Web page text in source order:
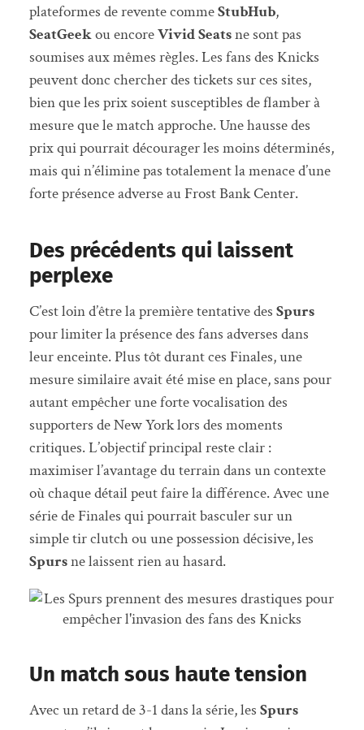
plateformes de revente commeStubHub,
SeatGeekou encoreVivid Seatsne sont pas
soumises aux mêmes règles. Les fans des Knicks
peuvent donc chercher des tickets sur ces sites,
bien que les prix soient susceptibles de flamber à
mesure que le match approche. Une hausse des
prix qui pourrait décourager les moins déterminés,
mais qui n’élimine pas totalement la menace d’une
forte présence adverse au Frost Bank Center.
Des précédents qui laissent
perplexe
C’est loin d’être la première tentative des Spurs
pour limiter la présence des fans adverses dans
leur enceinte. Plus tôt durant ces Finales, une
mesure similaire avait été mise en place, sans pour
autant empêcher une forte vocalisation des
supporters de New York lors des moments
critiques. L’objectif principal reste clair :
maximiser l’avantage du terrain dans un contexte
où chaque détail peut faire la différence. Avec une
série de Finales qui pourrait basculer sur un
simple tir clutch ou une possession décisive, les
Spursne laissent rien au hasard.
Un match sous haute tension
Avec un retard de 3-1 dans la série, les Spurs